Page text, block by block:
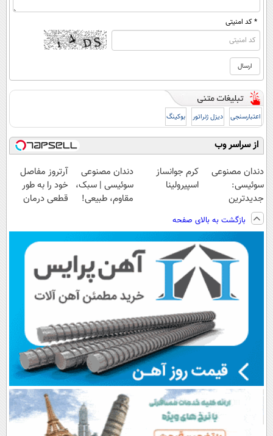
* کد امنیتی
اعتبارسنجی دیزل ژنراتور بوکینگ
از سراسر وب
دندان مصنوعی
سوئیسی:
جدیدترین
فناوری اروپا،
سبک و مقاوم |
پرداخت قسطی
کرم جوانساز
اسپیرولینا
دندان مصنوعی
سوئیسی | سبک،
مقاوم، طبیعی!
اقساطی😍
آرتروز مفاصل
خود را به طور
قطعی درمان
بازگشت به بالای صفحه